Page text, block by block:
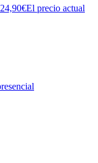
24,90€El precio actual